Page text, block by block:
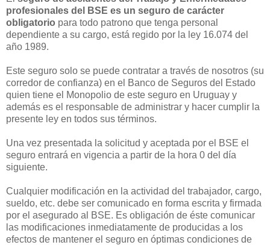
profesionales del BSE es un seguro de carácter
obligatorio para todo patrono que tenga personal
dependiente a su cargo, está regido por la ley 16.074 del
año 1989.
Este seguro solo se puede contratar a través de nosotros (su
corredor de confianza) en el Banco de Seguros del Estado
quien tiene el Monopolio de este seguro en Uruguay y
además es el responsable de administrar y hacer cumplir la
presente ley en todos sus términos.
Una vez presentada la solicitud y aceptada por el BSE el
seguro entrará en vigencia a partir de la hora 0 del día
siguiente.
Cualquier modificación en la actividad del trabajador, cargo,
sueldo, etc. debe ser comunicado en forma escrita y firmada
por el asegurado al BSE. Es obligación de éste comunicar
las modificaciones inmediatamente de producidas a los
efectos de mantener el seguro en óptimas condiciones de